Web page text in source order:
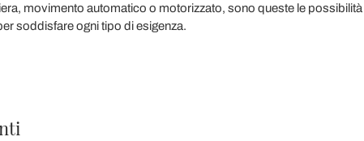
movimento automatico o motorizzato, sono queste le
soddisfare ogni tipo di esigenza.